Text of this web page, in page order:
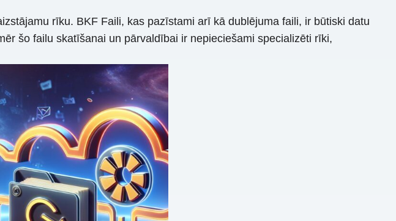
rīku. BKF Faili, kas pazīstami arī kā dublējuma faili, ir būtiski datu
šo failu skatīšanai un pārvaldībai ir nepieciešami specializēti rīki,